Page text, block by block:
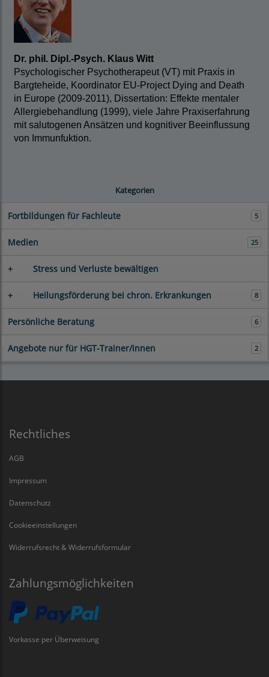
Kategorien
Fortbildungen für Fachleute 5
Medien 25
+ Stress und Verluste bewältigen
+ Heilungsförderung bei chron. Erkrankungen 8
Persönliche Beratung 6
Angebote nur für HGT-Trainer/innen 2
Dr. phil. Dipl.-Psych. Klaus Witt
Psychologischer Psychotherapeut (VT) mit Praxis in
Bargteheide, Koordinator EU-Project Dying and Death
in Europe (2009-2011), Dissertation: Effekte mentaler
Allergiebehandlung (1999), viele Jahre Praxiserfahrung
mit salutogenen Ansätzen und kognitiver Beeinflussung
von Immunfuktion.
Rechtliches
AGB
Impressum
Datenschutz
Cookieeinstellungen
Widerrufsrecht & Widerrufsformular
Zahlungsmöglichkeiten
Vorkasse per Überweisung